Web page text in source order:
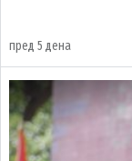
пред 5 дена